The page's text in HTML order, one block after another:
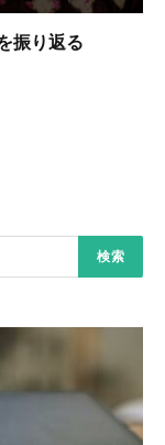
振り返る